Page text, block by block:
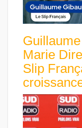
Marie
Slip